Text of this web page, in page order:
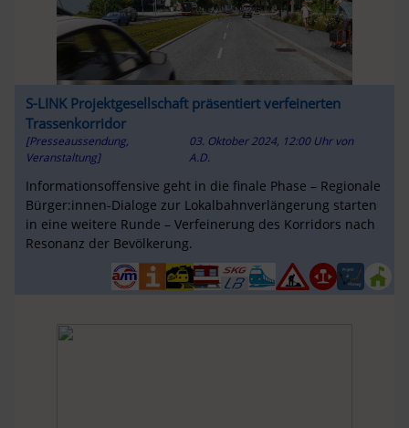
S-LINK Projektgesellschaft präsentiert verfeinerten
Trassenkorridor
[Presseaussendung,
Veranstaltung]
03. Oktober 2024, 12:00 Uhr von
A.D.
Informationsoffensive geht in die finale Phase – Regionale
Bürger:innen-Dialoge zur Lokalbahnverlängerung starten
in eine weitere Runde – Verfeinerung des Korridors nach
Resonanz der Bevölkerung.